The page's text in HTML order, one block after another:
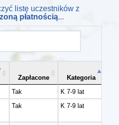
listę uczestników z
płatnością...
Zapłacone
Kategoria
Tak
K 7-9 lat
Tak K 7-9 lat